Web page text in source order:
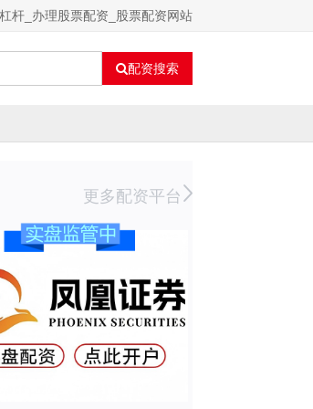
杆_办理股票配资_股票配资网站
配资搜索
更多配资平台